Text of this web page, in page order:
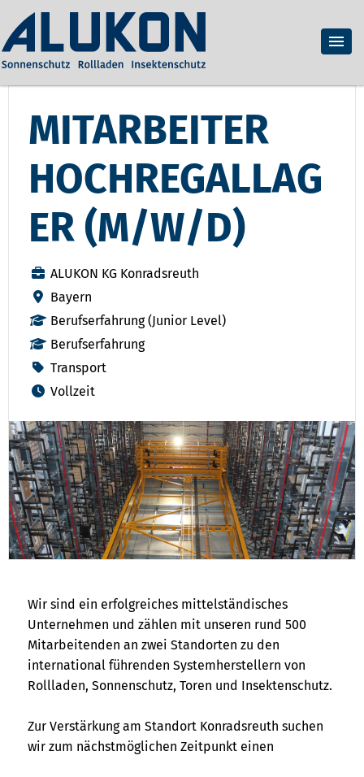
MITARBEITER
HOCHREGALLAG
ER (M/W/D)
ALUKON KG Konradsreuth
Bayern
Berufserfahrung (Junior Level)
Berufserfahrung
Transport
Vollzeit
Wir sind ein erfolgreiches mittelständisches
Unternehmen und zählen mit unseren rund 500
Mitarbeitenden an zwei Standorten zu den
international führenden Systemherstellern von
Rollladen, Sonnenschutz, Toren und Insektenschutz.
Zur Verstärkung am Standort Konradsreuth suchen
wir zum nächstmöglichen Zeitpunkt einen